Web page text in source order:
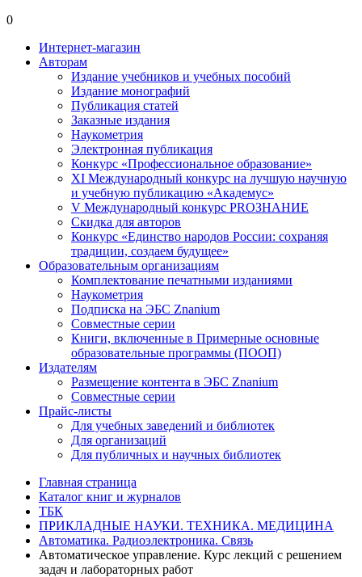
0
Интернет-магазин
Авторам
Издание учебников и учебных пособий
Издание монографий
Публикация статей
Заказные издания
Наукометрия
Электронная публикация
Конкурс «Профессиональное образование»
XI Международный конкурс на лучшую научную
и учебную публикацию «Академус»
V Международный конкурс PROЗНАНИЕ
Скидка для авторов
Конкурс «Единство народов России: сохраняя
традиции, создаем будущее»
Образовательным организациям
Комплектование печатными изданиями
Наукометрия
Подписка на ЭБС Znanium
Совместные серии
Книги, включенные в Примерные основные
образовательные программы (ПООП)
Издателям
Размещение контента в ЭБС Znanium
Совместные серии
Прайс-листы
Для учебных заведений и библиотек
Для организаций
Для публичных и научных библиотек
Главная страница
Каталог книг и журналов
ТБК
ПРИКЛАДНЫЕ НАУКИ. ТЕХНИКА. МЕДИЦИНА
Автоматика. Радиоэлектроника. Связь
Автоматическое управление. Курс лекций с решением
задач и лабораторных работ